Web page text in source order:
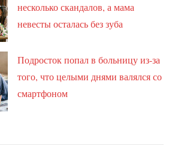
несколько скандалов, а мама
невесты осталась без зуба
Подросток попал в больницу из-за
того, что целыми днями валялся со
смартфоном